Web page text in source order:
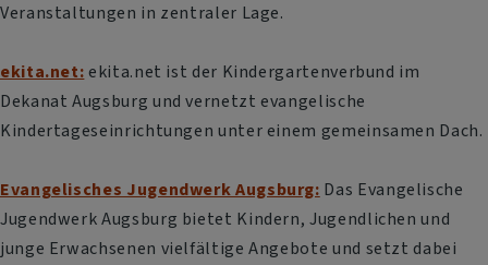
Veranstaltungen in zentraler Lage.
ekita.net:ekita.net ist der Kindergartenverbund im
Dekanat Augsburg und vernetzt evangelische
Kindertageseinrichtungen unter einem gemeinsamen Dach.
Evangelisches Jugendwerk Augsburg: Das Evangelische
Jugendwerk Augsburg bietet Kindern, Jugendlichen und
junge Erwachsenen vielfältige Angebote und setzt dabei